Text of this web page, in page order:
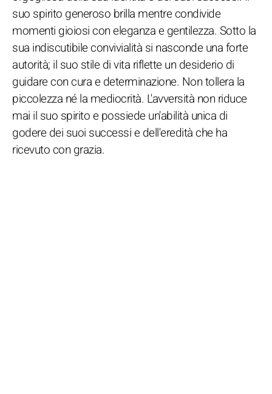
suo spirito generoso brilla mentre condivide
momenti gioiosi con eleganza e gentilezza. Sotto la
sua indiscutibile convivialità si nasconde una forte
autorità; il suo stile di vita riflette un desiderio di
guidare con cura e determinazione. Non tollera la
piccolezza né la mediocrità. L'avversità non riduce
mai il suo spirito e possiede un'abilità unica di
godere dei suoi successi e dell'eredità che ha
ricevuto con grazia.